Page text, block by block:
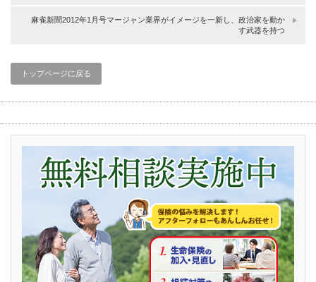
麻雀新聞2012年1月号マージャン業界がイメージを一新し、政治家を動か
す武器を持つ
トップページに戻る